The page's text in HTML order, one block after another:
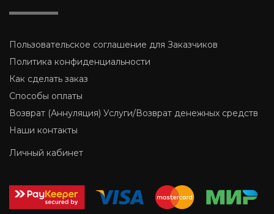
Пользовательское соглашение для Заказчиков
Политика конфиденциальности
Как сделать заказ
Способы оплаты
Возврат (Аннуляция) Услуги/Возврат денежных средств
Наши контакты
Личный кабинет